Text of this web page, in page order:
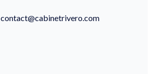
contact@cabinetrivero.com